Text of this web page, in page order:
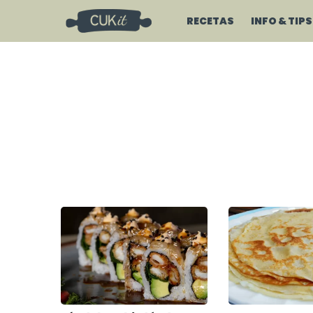
RECETAS INFO & TIPS